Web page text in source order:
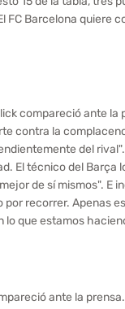
FC Barcelona quiere
compareció ante la
contra la
del
El técnico del Barça
de sí mismos". E
recorrer. Apenas
que estamos
ante la